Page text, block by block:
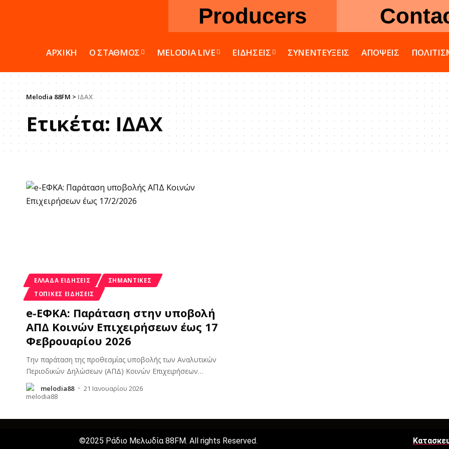
Producers
ΑΡΧΙΚΗ Ο ΣΤΑΘΜΟΣ MELODIA LIVE ΕΙΔΗΣΕΙΣ ΣΥΝΕΝΤΕΥΞΕΙΣ ΑΠΟΨΕΙΣ
Melodia 88FM> ΙΔΑΧ
Ετικέτα: ΙΔΑΧ
ΕΛΛΆΔΑ ΕΙΔΉΣΕΙΣ
ΣΗΜΑΝΤΙΚΈΣ
ΤΟΠΙΚΈΣ ΕΙΔΉΣΕΙΣ
e-ΕΦΚΑ: Παράταση στην υποβολή
ΑΠΔ Κοινών Επιχειρήσεων έως 17
Φεβρουαρίου 2026
Την παράταση της προθεσμίας υποβολής των Αναλυτικών
Περιοδικών Δηλώσεων (ΑΠΔ) Κοινών Επιχειρήσεων…
melodia88 21 Ιανουαρίου 2026
©2025 Ράδιο Μελωδία 88FM. All rights Reserved.